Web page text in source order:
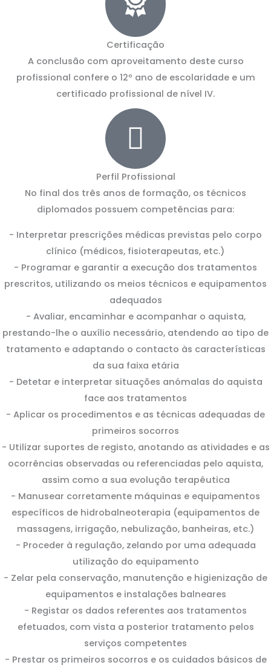
Certificação
A conclusão com aproveitamento deste curso
profissional confere o 12º ano de escolaridade e um
certificado profissional de nível IV.
Perfil Profissional
No final dos três anos de formação, os técnicos
diplomados possuem competências para:
- Interpretar prescrições médicas previstas pelo corpo
clínico (médicos, fisioterapeutas, etc.)
- Programar e garantir a execução dos tratamentos
prescritos, utilizando os meios técnicos e equipamentos
adequados
- Avaliar, encaminhar e acompanhar o aquista,
prestando-lhe o auxílio necessário, atendendo ao tipo de
tratamento e adaptando o contacto às características
da sua faixa etária
- Detetar e interpretar situações anómalas do aquista
face aos tratamentos
- Aplicar os procedimentos e as técnicas adequadas de
primeiros socorros
- Utilizar suportes de registo, anotando as atividades e as
ocorrências observadas ou referenciadas pelo aquista,
assim como a sua evolução terapêutica
- Manusear corretamente máquinas e equipamentos
específicos de hidrobalneoterapia (equipamentos de
massagens, irrigação, nebulização, banheiras, etc.)
- Proceder à regulação, zelando por uma adequada
utilização do equipamento
- Zelar pela conservação, manutenção e higienização de
equipamentos e instalações balneares
- Registar os dados referentes aos tratamentos
efetuados, com vista a posterior tratamento pelos
serviços competentes
- Prestar os primeiros socorros e os cuidados básicos de